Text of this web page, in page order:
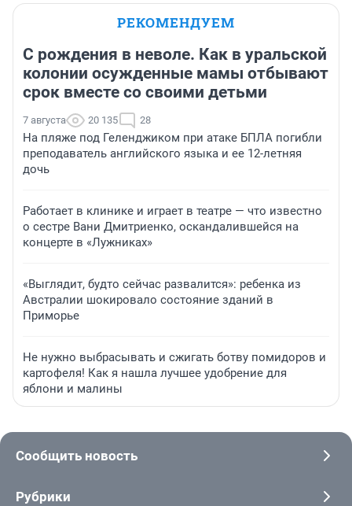
РЕКОМЕНДУЕМ
С рождения в неволе. Как в уральской
колонии осужденные мамы отбывают
срок вместе со своими детьми
7 августа 20 135 28
На пляже под Геленджиком при атаке БПЛА погибли
преподаватель английского языка и ее 12-летняя
дочь
Работает в клинике и играет в театре — что известно
о сестре Вани Дмитриенко, оскандалившейся на
концерте в «Лужниках»
«Выглядит, будто сейчас развалится»: ребенка из
Австралии шокировало состояние зданий в
Приморье
Не нужно выбрасывать и сжигать ботву помидоров и
картофеля! Как я нашла лучшее удобрение для
яблони и малины
Сообщить новость
Рубрики